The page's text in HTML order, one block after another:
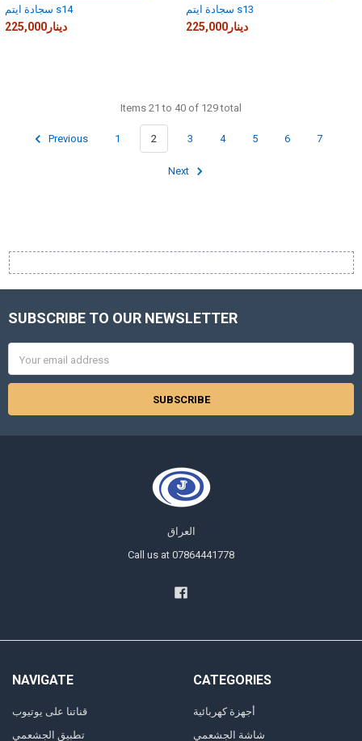
سجادة ايتم s14
225,000دينار
سجادة ايتم s13
225,000دينار
Items 21 to 40 of 129 total
Previous 1 2 3 4 5 6 7
Next
Footer
SUBSCRIBE TO OUR NEWSLETTER
Address
العراق
Call us at 07864441778
NAVIGATE
قناتنا على يوتيوب
تطبيق الجشعمي
CATEGORIES
أجهزة كهربائية
شاشة الجشعمي